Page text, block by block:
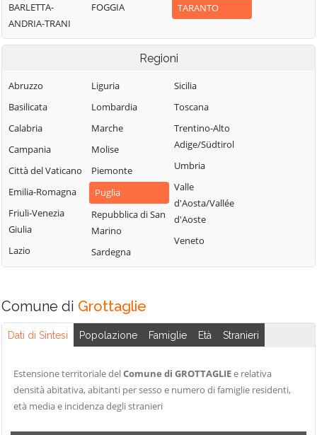
BARLETTA-
ANDRIA-TRANI
FOGGIA
TARANTO
Regioni
Abruzzo
Basilicata
Calabria
Campania
Città del Vaticano
Emilia-Romagna
Friuli-Venezia
Giulia
Lazio
Liguria
Lombardia
Marche
Molise
Piemonte
Puglia
Repubblica di San
Marino
Sardegna
Sicilia
Toscana
Trentino-Alto
Adige/Südtirol
Umbria
Valle
d'Aosta/Vallée
d'Aoste
Veneto
Comune di Grottaglie
Dati di Sintesi Popolazione Famiglie Età Stranieri
Estensione territoriale delComune di GROTTAGLIEe relativa
densità abitativa, abitanti per sesso e numero di famiglie residenti,
età media e incidenza degli stranieri